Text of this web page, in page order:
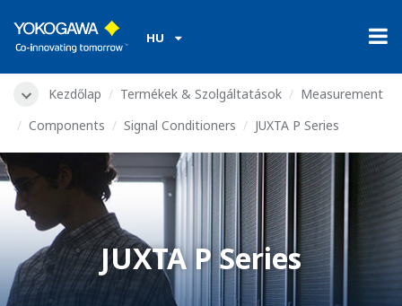
HU
Kezdőlap Termékek & Szolgáltatások
Measurement
Components
Signal Conditioners JUXTA P Series
JUXTA P Series